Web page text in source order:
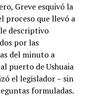
Greve esquivó la
proceso que llevó a
descriptivo
por las
del minuto a
puerto de Ushuaia
el legislador – sin
formuladas.